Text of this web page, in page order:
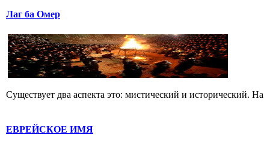
Лаг ба Омер
Существует два аспекта это: мистический и исторический.
ЕВРЕЙСКОЕ ИМЯ